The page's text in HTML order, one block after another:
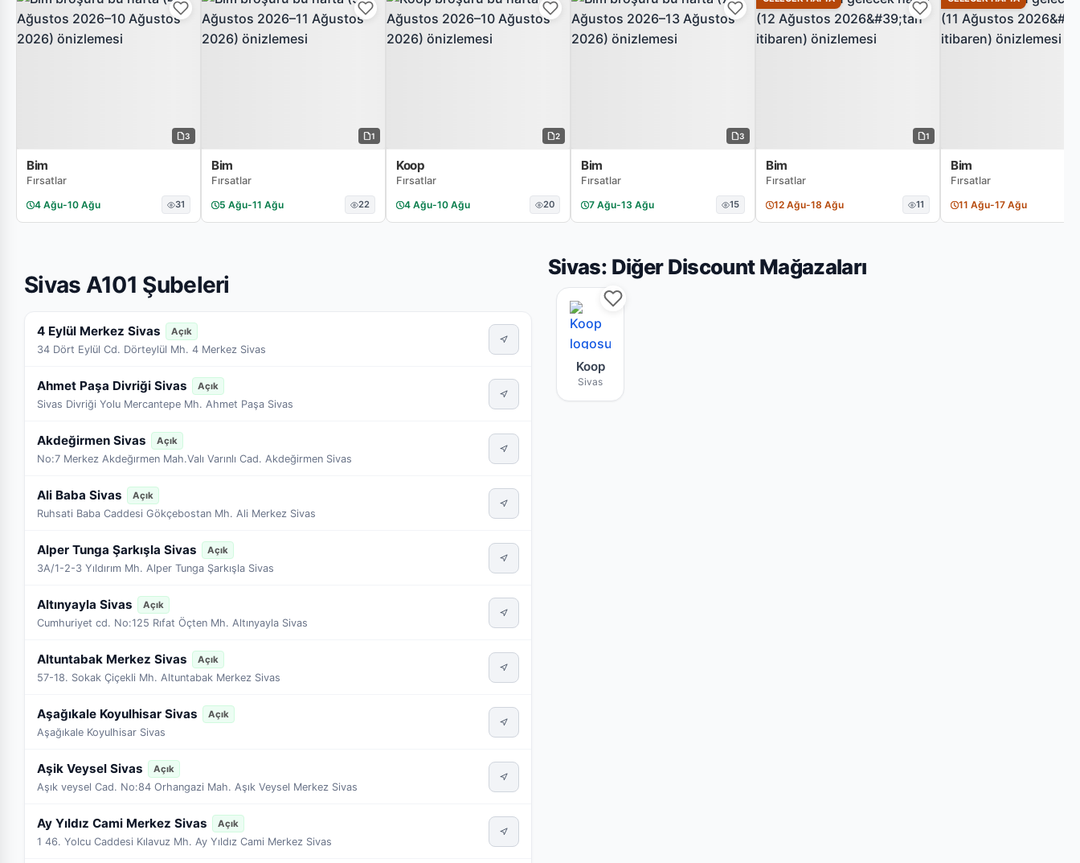
3
Bim
Fırsatlar
4 Ağu-10 Ağu 31
1
Bim
Fırsatlar
5 Ağu-11 Ağu 22
2
Koop
Fırsatlar
4 Ağu-10 Ağu 20
3
Bim
Fırsatlar
7 Ağu-13 Ağu 15
1
Bim
Fırsatlar
12 Ağu-18 Ağu 11
Bim
Fırsatlar
11 Ağu-17 Ağu
Sivas A101 Şubeleri
4 Eylül Merkez Sivas Açık
34 Dört Eylül Cd. Dörteylül Mh. 4 Merkez Sivas
Ahmet Paşa Divriği Sivas Açık
Sivas Divriği Yolu Mercantepe Mh. Ahmet Paşa Sivas
Akdeğirmen Sivas Açık
No:7 Merkez Akdeğırmen Mah.Valı Varınlı Cad. Akdeğirmen Sivas
Ali Baba Sivas Açık
Ruhsati Baba Caddesi Gökçebostan Mh. Ali Merkez Sivas
Alper Tunga Şarkışla Sivas Açık
3A/1-2-3 Yıldırım Mh. Alper Tunga Şarkışla Sivas
Altınyayla Sivas Açık
Cumhuriyet cd. No:125 Rıfat Öçten Mh. Altınyayla Sivas
Altuntabak Merkez Sivas Açık
57-18. Sokak Çiçekli Mh. Altuntabak Merkez Sivas
Aşağıkale Koyulhisar Sivas Açık
Aşağıkale Koyulhisar Sivas
Aşik Veysel Sivas Açık
Aşık veysel Cad. No:84 Orhangazi Mah. Aşık Veysel Merkez Sivas
Ay Yıldız Cami Merkez Sivas Açık
1 46. Yolcu Caddesi Kılavuz Mh. Ay Yıldız Cami Merkez Sivas
Sivas: Diğer Discount Mağazaları
Koop Sivas mağazasının bu haftaki güncel broşürleri
Koop
Sivas